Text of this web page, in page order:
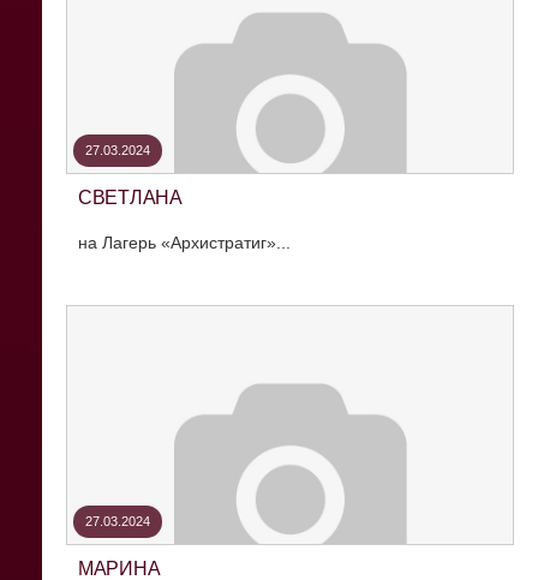
27.03.2024
СВЕТЛАНА
на Лагерь «Архистратиг»...
27.03.2024
МАРИНА